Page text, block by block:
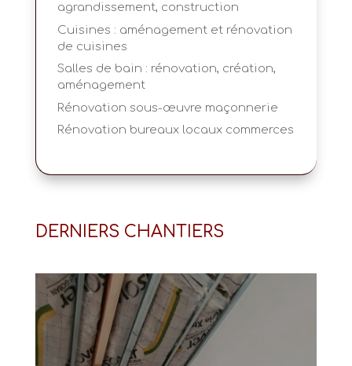
agrandissement, construction
Cuisines : aménagement et rénovation
de cuisines
Salles de bain : rénovation, création,
aménagement
Rénovation sous-œuvre maçonnerie
Rénovation bureaux locaux commerces
DERNIERS CHANTIERS